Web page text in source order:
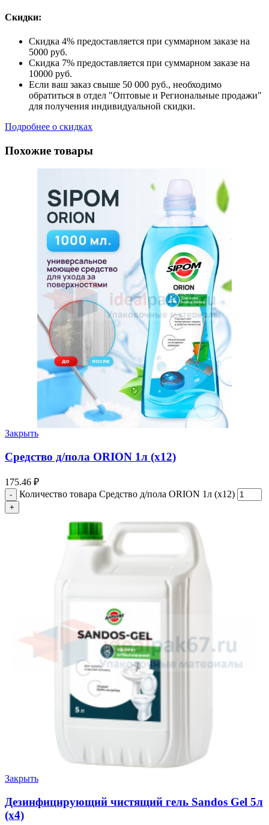
Скидки:
Скидка 4% предоставляется при суммарном заказе на
5000 руб.
Скидка 7% предоставляется при суммарном заказе на
10000 руб.
Если ваш заказ свыше 50 000 руб., необходимо
обратиться в отдел "Оптовые и Региональные продажи"
для получения индивидуальной скидки.
Подробнее о скидках
Похожие товары
Закрыть
Средство д/пола ORION 1л (х12)
175.46 ₽
Количество товара Средство д/пола ORION 1л (х12)
Закрыть
Дезинфицирующий чистящий гель Sandos Gel 5л
(х4)